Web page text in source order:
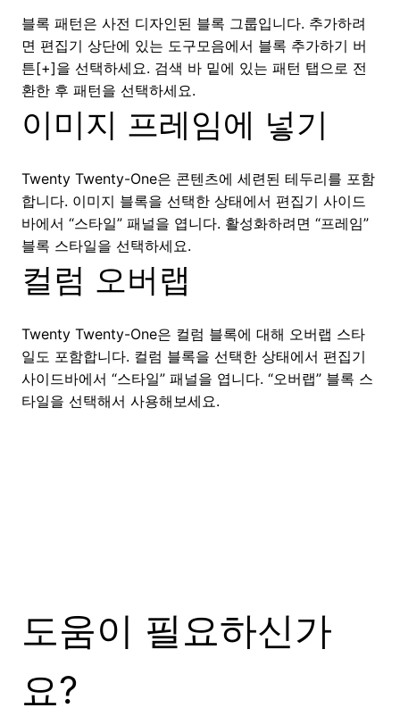
블록 패턴은 사전 디자인된 블록 그룹입니다. 추가하려
면 편집기 상단에 있는 도구모음에서 블록 추가하기 버
튼[+]을 선택하세요. 검색 바 밑에 있는 패턴 탭으로 전
환한 후 패턴을 선택하세요.
이미지 프레임에 넣기
Twenty Twenty-One은 콘텐츠에 세련된 테두리를 포함
합니다. 이미지 블록을 선택한 상태에서 편집기 사이드
바에서 “스타일” 패널을 엽니다. 활성화하려면 “프레임”
블록 스타일을 선택하세요.
컬럼 오버랩
Twenty Twenty-One은 컬럼 블록에 대해 오버랩 스타
일도 포함합니다. 컬럼 블록을 선택한 상태에서 편집기
사이드바에서 “스타일” 패널을 엽니다. “오버랩” 블록 스
타일을 선택해서 사용해보세요.
도움이 필요하신가
요?